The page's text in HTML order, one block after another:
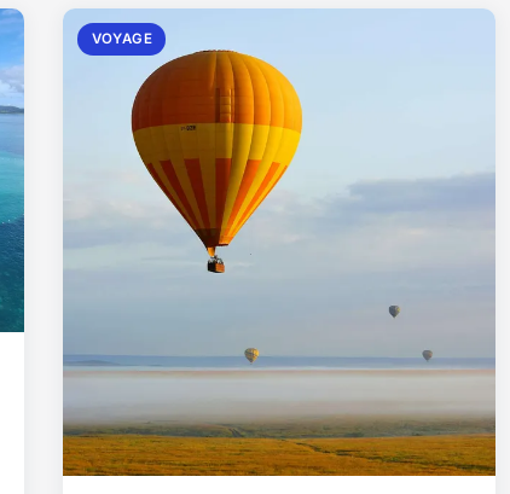
VOYAGE